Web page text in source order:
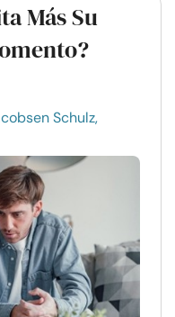
Más Su
Schulz,